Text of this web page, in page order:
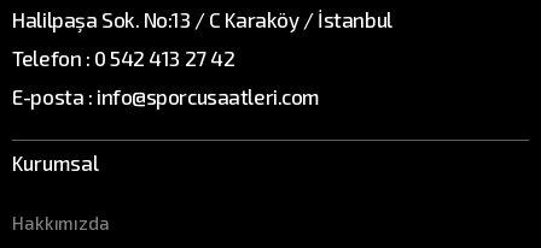
Halilpaşa Sok. No:13 / C Karaköy / İstanbul
Telefon : 0 542 413 27 42
E-posta : info@sporcusaatleri.com
Kurumsal
Hakkımızda